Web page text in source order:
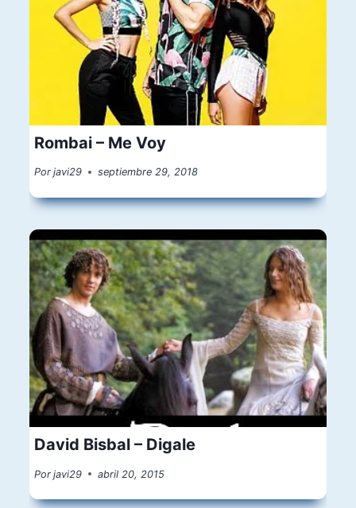
Rombai – Me Voy
Por javi29 septiembre 29, 2018
David Bisbal – Digale
Por javi29 abril 20, 2015